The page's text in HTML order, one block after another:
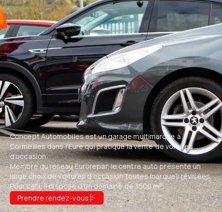
Concept Automobiles est un garage multimarque à
Cormeilles dans l’Eure qui pratique la vente de voitures
d’occasion.
Membre du réseau Eurorepar, le centre auto présente un
large choix de voitures d’occasion toutes marques révisées.
Pour cela, il dispose d’un domaine de 3500 m².
Prendre rendez-vous